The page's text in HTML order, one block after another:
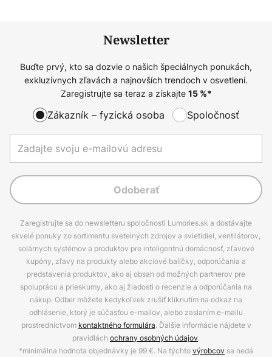
Newsletter
Buďte prvý, kto sa dozvie o našich špeciálnych ponukách,
exkluzívnych zľavách a najnovších trendoch v osvetlení.
Zaregistrujte sa teraz a získajte 15%*
Zákazník – fyzická osoba Spoločnosť
Odoberať
Zaregistrujte sa do newsletteru spoločnosti Lumories.sk a dostávajte
skvelé ponuky zo sortimentu svetelných zdrojov a svietidiel, ventilátorov,
solárnych systémov a produktov pre inteligentnú domácnosť, zľavové
kupóny, zľavy na produkty alebo akciové balíčky, odporúčania a
predstavenia produktov, ako aj obsah od možných partnerov pre
spoluprácu a prieskumy, ako aj žiadosti o recenzie a odporúčania na
nákup. Odber môžete kedykoľvek zrušiť kliknutím na odkaz na
odhlásenie, ktorý je súčasťou e-mailov, alebo zaslaním e-mailu
prostredníctvom kontaktného formulára. Ďalšie informácie nájdete v
pravidlách ochrany osobných údajov.
*minimálna hodnota objednávky je 99 €. Na týchtovýrobcov sa nedá